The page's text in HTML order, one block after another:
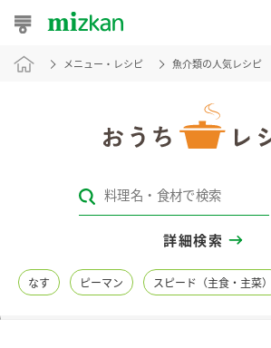
おうちレシピ
レシピカテゴリ一覧
レシピ名特集
メニュー・レシピ 魚介類の人気レシピ
詳細検索
なす ピーマン スピード（主食・主菜）